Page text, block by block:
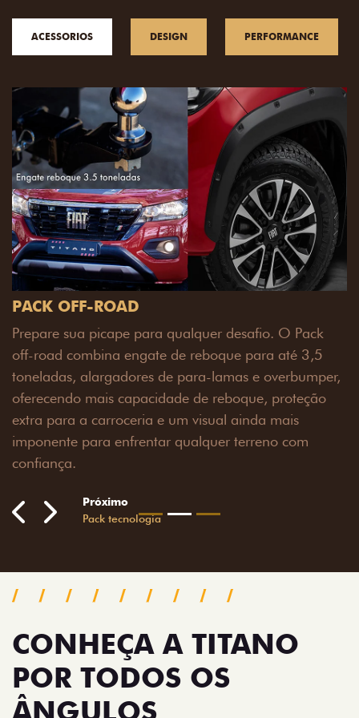
ACESSORIOS DESIGN PERFORMANCE
PACK OFF-ROAD
Prepare sua picape para qualquer desafio. O Pack
off-road combina engate de reboque para até 3,5
toneladas, alargadores de para-lamas e overbumper,
oferecendo mais capacidade de reboque, proteção
extra para a carroceria e um visual ainda mais
imponente para enfrentar qualquer terreno com
confiança.
Previous
Next Próximo
Pack tecnologia
CONHEÇA A TITANO
POR TODOS OS
ÂNGULOS